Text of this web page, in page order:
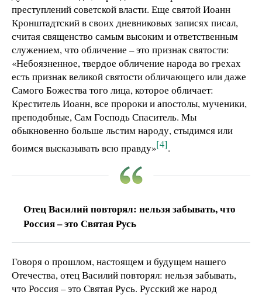
преступлений советской власти. Еще святой Иоанн
Кронштадтский в своих дневниковых записях писал,
считая священство самым высоким и ответственным
служением, что обличение – это признак святости:
«Небоязненное, твердое обличение народа во грехах
есть признак великой святости обличающего или даже
Самого Божества того лица, которое обличает:
Креститель Иоанн, все пророки и апостолы, мученики,
преподобные, Сам Господь Спаситель. Мы
обыкновенно больше льстим народу, стыдимся или
боимся высказывать всю правду»[4].
Отец Василий повторял: нельзя забывать, что
Россия – это Святая Русь
Говоря о прошлом, настоящем и будущем нашего
Отечества, отец Василий повторял: нельзя забывать,
что Россия – это Святая Русь. Русский же народ